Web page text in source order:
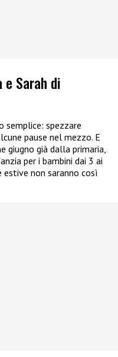
e Sarah di
semplice: spezzare
pause nel mezzo. E
giugno già dalla primaria,
per i bambini dai 3 ai
estive non saranno così